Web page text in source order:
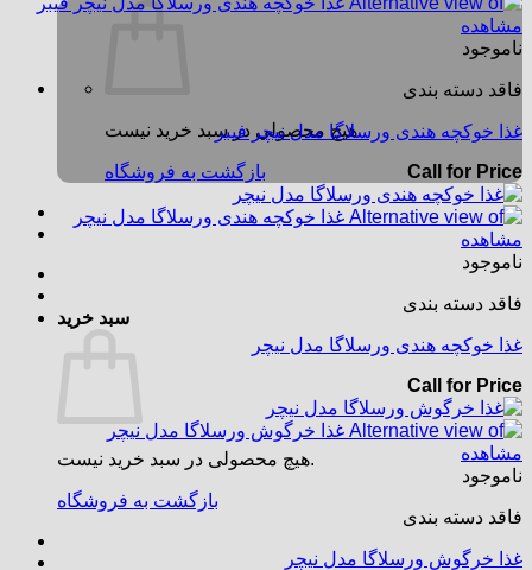
هیچ محصولی در سبد خرید نیست.
بازگشت به فروشگاه
سبد خرید
هیچ محصولی در سبد خرید نیست.
بازگشت به فروشگاه
مشاهده
ناموجود
فاقد دسته بندی
غذا خوکچه هندی ورسلاگا مدل نیچر فیبر
Call for Price
مشاهده
ناموجود
فاقد دسته بندی
غذا خوکچه هندی ورسلاگا مدل نیچر
Call for Price
مشاهده
ناموجود
فاقد دسته بندی
غذا خرگوش ورسلاگا مدل نیچر